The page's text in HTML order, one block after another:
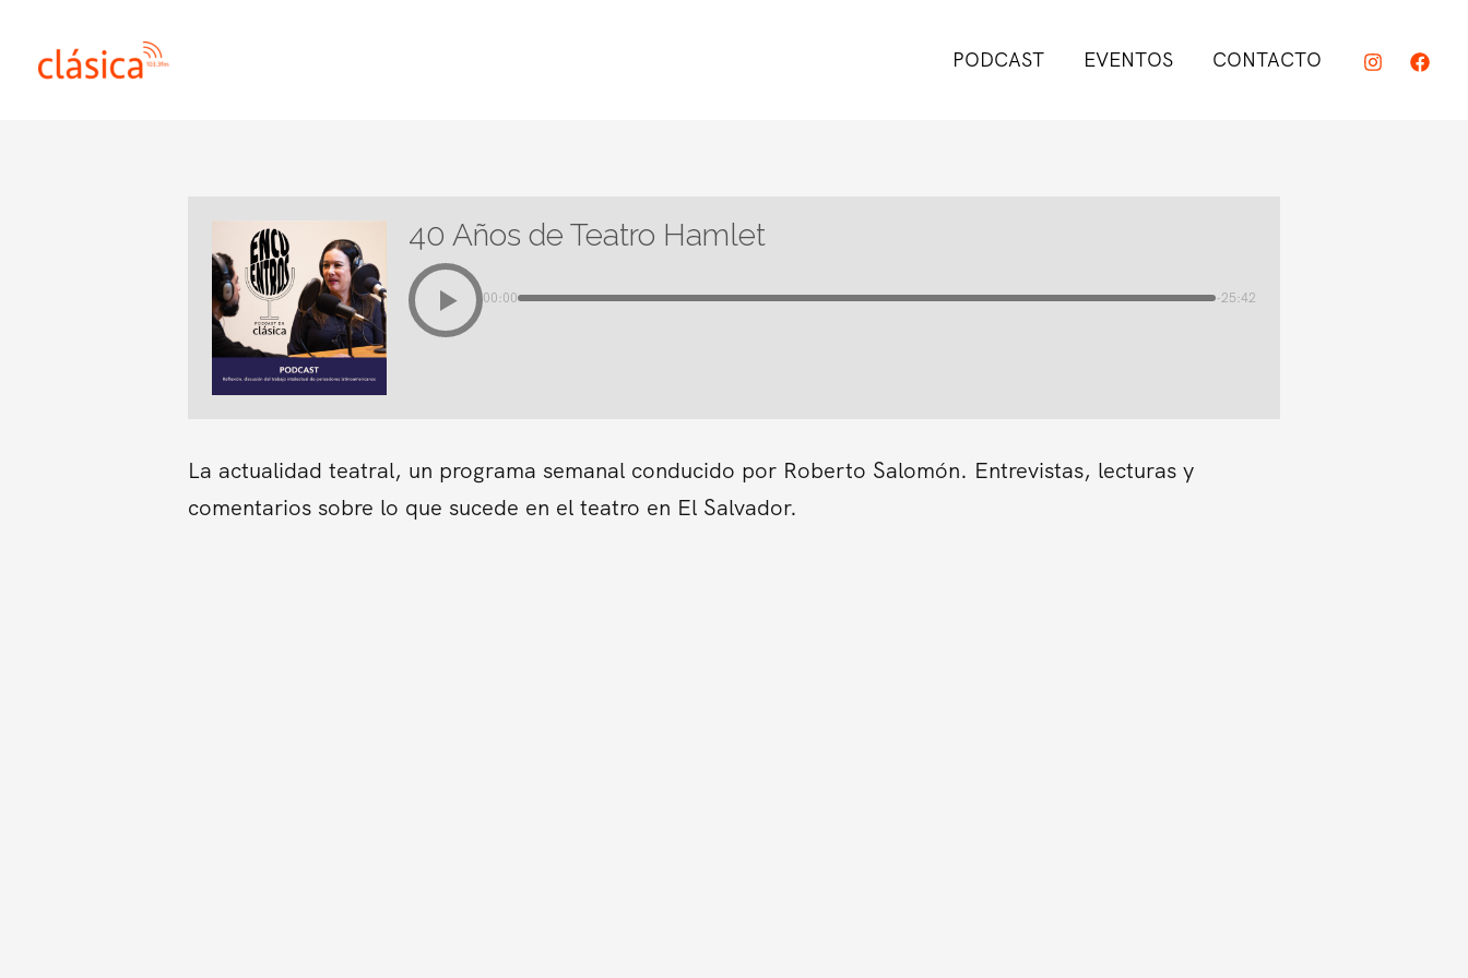
contenido
PODCAST EVENTOS CONTACTO
40 Años de Teatro Hamlet
00:00 -25:42
La actualidad teatral, un programa semanal conducido por Roberto Salomón. Entrevistas, lecturas y
comentarios sobre lo que sucede en el teatro en El Salvador.